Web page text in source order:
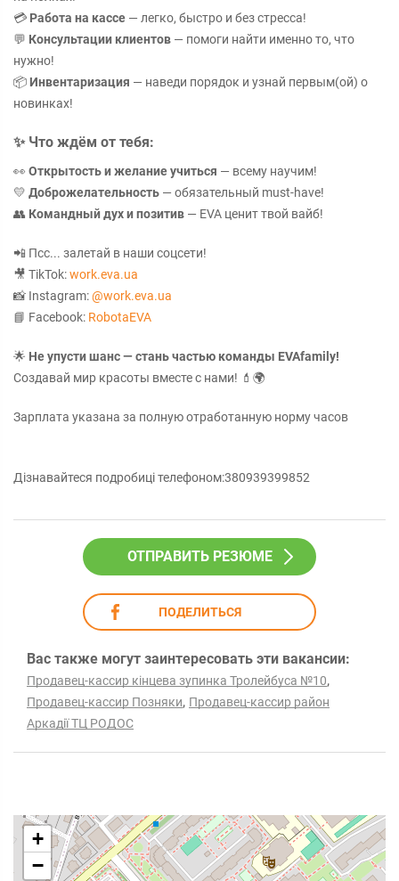
💳 Работа на кассе — легко, быстро и без стресса!
💬 Консультации клиентов — помоги найти именно то, что
нужно!
📦Инвентаризация — наведи порядок и узнай первым(ой) о
новинках!
✨ Что ждём от тебя:
👀 Открытость и желание учиться — всему научим!
💛 Доброжелательность — обязательный must-have!
👥 Командный дух и позитив — EVA ценит твой вайб!
📲 Псс... залетай в наши соцсети!
🎥 TikTok:work.eva.ua
📸 Instagram:@work.eva.ua
📘 Facebook: RobotaEVA
🌟 Не упусти шанс — стань частью команды EVAfamily!
Создавай мир красоты вместе с нами! 💄🌍
Зарплата указана за полную отработанную норму часов
Дізнавайтеся подробиці телефоном:380939399852
ОТПРАВИТЬ РЕЗЮМЕ
ПОДЕЛИТЬСЯ
Вас также могут заинтересовать эти вакансии:
Продавец-кассир кінцева зупинка Тролейбуса №10,
Продавец-кассир Позняки, Продавец-кассир район
Аркадії ТЦ РОДОС
+
−